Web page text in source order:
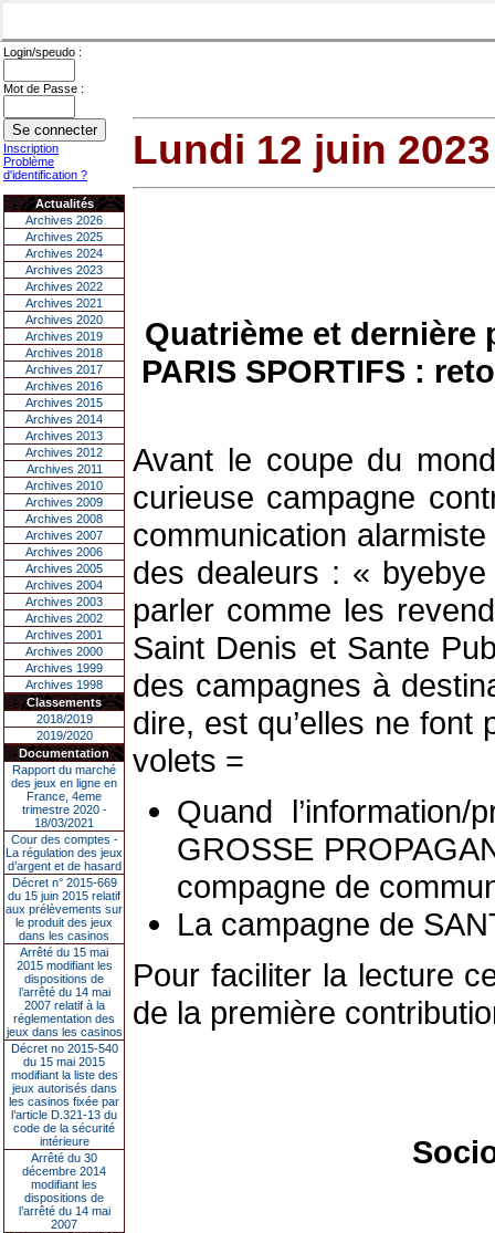
Login/speudo :
Mot de Passe :
Inscription
Problème
d'identification ?
Actualités
Archives 2026
Archives 2025
Archives 2024
Archives 2023
Archives 2022
Archives 2021
Archives 2020
Archives 2019
Archives 2018
Archives 2017
Archives 2016
Archives 2015
Archives 2014
Archives 2013
Archives 2012
Archives 2011
Archives 2010
Archives 2009
Archives 2008
Archives 2007
Archives 2006
Archives 2005
Archives 2004
Archives 2003
Archives 2002
Archives 2001
Archives 2000
Archives 1999
Archives 1998
Classements
2018/2019
2019/2020
Documentation
Rapport du marché
des jeux en ligne en
France, 4eme
trimestre 2020 -
18/03/2021
Cour des comptes -
La régulation des jeux
d’argent et de hasard
Décret n° 2015-669
du 15 juin 2015 relatif
aux prélèvements sur
le produit des jeux
dans les casinos
Arrêté du 15 mai
2015 modifiant les
dispositions de
l’arrêté du 14 mai
2007 relatif à la
réglementation des
jeux dans les casinos
Décret no 2015-540
du 15 mai 2015
modifiant la liste des
jeux autorisés dans
les casinos fixée par
l’article D.321-13 du
code de la sécurité
intérieure
Arrêté du 30
décembre 2014
modifiant les
dispositions de
l’arrêté du 14 mai
2007
Lundi 12 juin 2023
Quatrième et dernière
PARIS SPORTIFS :
Avant le coupe du
curieuse campagne
communication
des dealeurs : «
parler comme les
Saint Denis et Sante
des campagnes à
dire, est qu’elles ne
volets =
Quand
GROSSE
compagne de
La campagne de
Pour faciliter la lecture
de la première